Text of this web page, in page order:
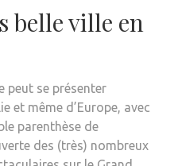
belle ville en
peut se présenter
et même d’Europe, avec
parenthèse de
des (très) nombreux